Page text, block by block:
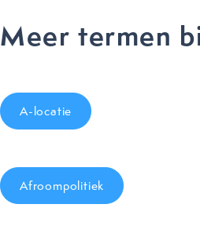
Meer termen
A-locatie
Afroompolitiek